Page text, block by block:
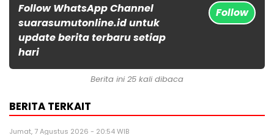
Follow WhatsApp Channel
suarasumutonline.id untuk
update berita terbaru setiap
hari
Follow
Berita ini 25 kali dibaca
BERITA TERKAIT
Jumat, 7 Agustus 2026 - 20:54 WIB